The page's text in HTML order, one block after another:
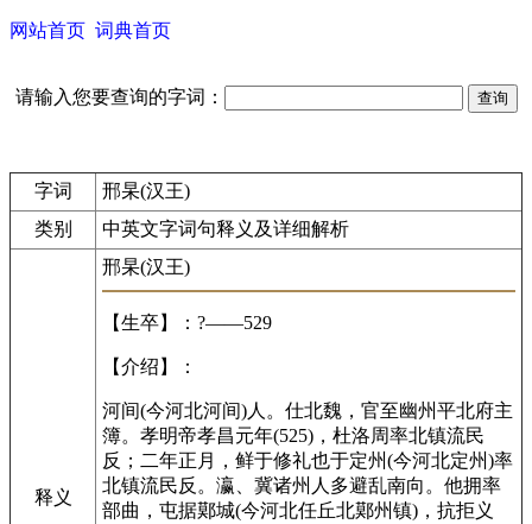
网站首页 词典首页
请输入您要查询的字词：
字词
邢杲(汉王)
类别
中英文字词句释义及详细解析
释义
邢杲(汉王)
【生卒】：?——529
【介绍】：
河间(今河北河间)人。仕北魏，官至幽州平北府主
簿。孝明帝孝昌元年(525)，杜洛周率北镇流民
反；二年正月，鲜于修礼也于定州(今河北定州)率
北镇流民反。瀛、冀诸州人多避乱南向。他拥率
部曲，屯据鄚城(今河北任丘北鄚州镇)，抗拒义